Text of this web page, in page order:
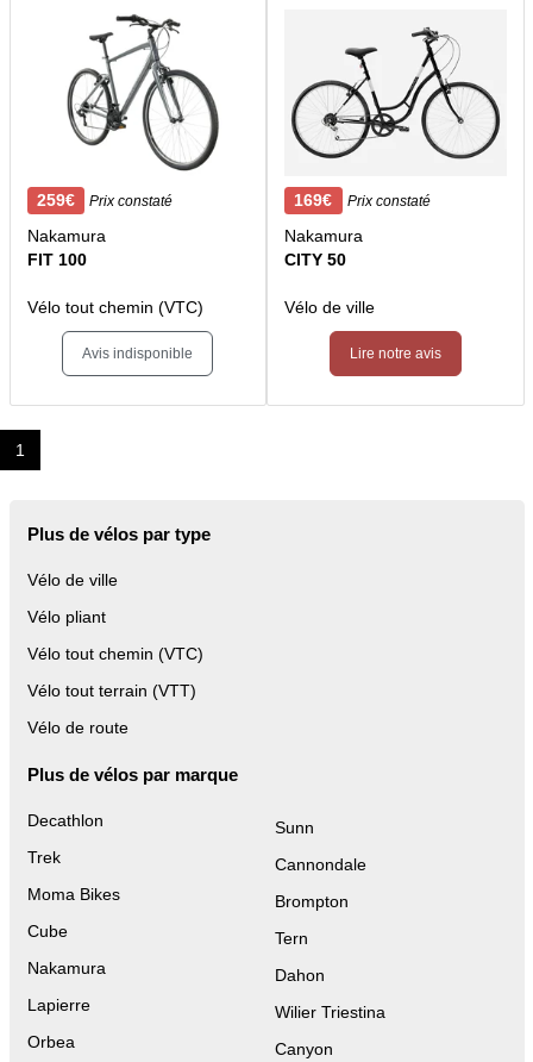
259€ Prix constaté
Nakamura
FIT 100
Vélo tout chemin (VTC)
Avis indisponible
169€ Prix constaté
Nakamura
CITY 50
Vélo de ville
Lire notre avis
1
Plus de vélos par type
Vélo de ville
Vélo pliant
Vélo tout chemin (VTC)
Vélo tout terrain (VTT)
Vélo de route
Plus de vélos par marque
Decathlon
Trek
Moma Bikes
Cube
Nakamura
Lapierre
Orbea
Sunn
Cannondale
Brompton
Tern
Dahon
Wilier Triestina
Canyon